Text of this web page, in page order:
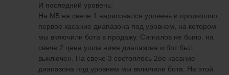
И последний уровень:
На М5 на свече 1 нарисовался уровень и произошло
первое касание диапазона под уровнем, на котором
мы включили бота в продажу. Сигналов не было, на
свече 2 цена ушла ниже диапазона и бот был
выключен. На свече 3 состоялось 2ое касание
диапазона под уровнем мы включили бота. На этой